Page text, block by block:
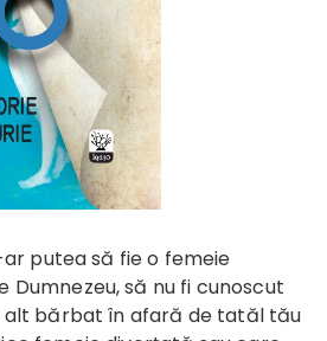
Dumnezeu, să nu fi cunoscut
alt bărbat în afară de tatăl tău